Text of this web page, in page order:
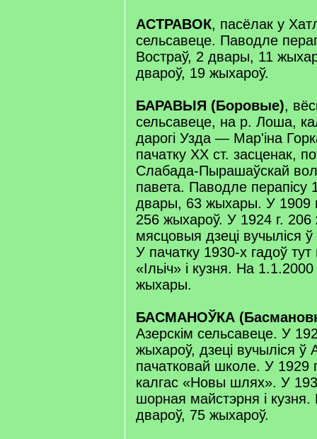
АСТРАВОК, пасёлак у
сельсавеце. Паводле
Востраў, 2 двары, 11
двароў, 19 жыхароў.
БАРАВЫЯ (Боровые),
сельсавеце, на р. Лоша,
дарогі Узда — Мар'іна
пачатку XX ст. засценак,
Слабада-Пырашаўскай
павета. Паводле перапісу
двары, 63 жыхары. У 1909
256 жыхароў. У 1924 г. 206
мясцовыя дзеці вучыліся
У пачатку 1930-х гадоў тут
«Ільіч» і кузня. На
жыхары.
БАСМАНОЎКА
Азерскім сельсавеце. У
жыхароў, дзеці вучыліся ў
пачатковай школе. У 1929
калгас «Новы шлях». У
шорная майстэрня і
двароў, 75 жыхароў.